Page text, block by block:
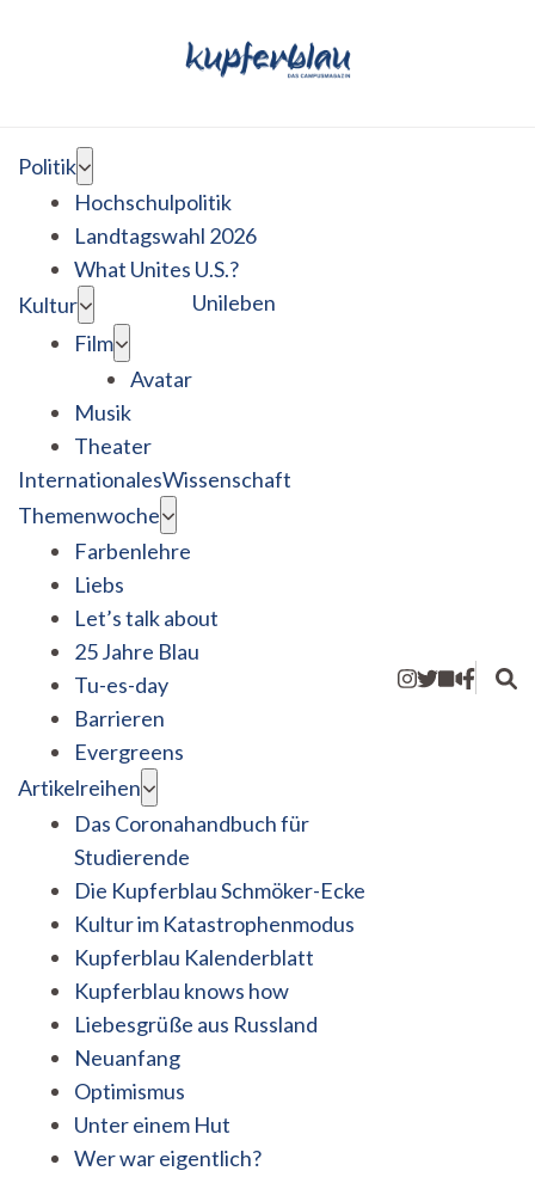
Politik
Hochschulpolitik
Landtagswahl 2026
What Unites U.S.?
Kultur
Film
Avatar
Musik
Theater
Unileben
InternationalesWissenschaft
Themenwoche
Farbenlehre
Liebs
Let’s talk about
25 Jahre Blau
Tu-es-day
Barrieren
Evergreens
Artikelreihen
Das Coronahandbuch für
Studierende
Die Kupferblau Schmöker-Ecke
Kultur im Katastrophenmodus
Kupferblau Kalenderblatt
Kupferblau knows how
Liebesgrüße aus Russland
Neuanfang
Optimismus
Unter einem Hut
Wer war eigentlich?